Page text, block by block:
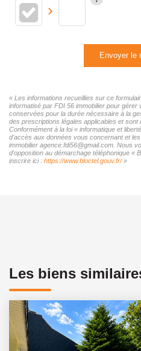
Envoyer le
« Les informations recueillies sur ce
informatisé par FDI 56 immobilier pour
conservées pour la durée nécessaire à la
des prescriptions légales applicables et sont
Conformément à la loi « informatique et
d'accès aux données vous concernant et
immobilier agence.fdi56@gmail.com. Nous
d'opposition au démarchage téléphonique «
inscrire ici : https://www.bloctel.gouv.fr/»
Les biens